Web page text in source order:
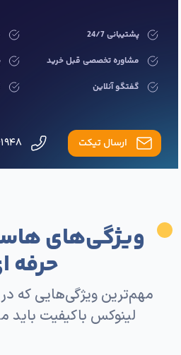
پشتیبانی 24/7
مشاوره تخصصی قبل خرید
گفتگو آنلاین
ارسال تیکت
ویژگی‌های
حرفه
مهم‌ترین ویژگی‌هایی که
لینوکس باکیفیت باید